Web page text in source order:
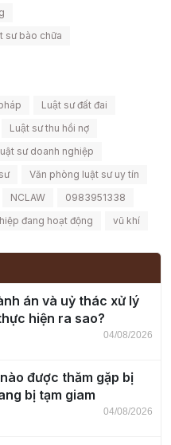
sư bào chữa
Luật sư đất đai
Luật sư thu hồi nợ
sư doanh nghiệp
Văn phòng luật sư uy tín
NCLAW
0983951338
đang hoạt động vũ khí
án và uỷ thác xử lý
hiện ra sao?
04/08/2026
được thăm gặp bị
bị tạm giam
04/08/2026